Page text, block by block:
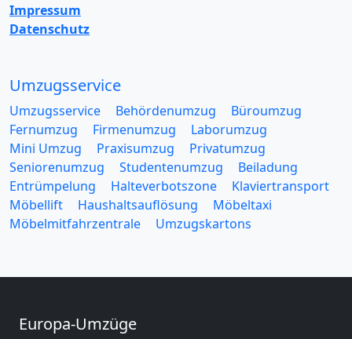
Impressum
Datenschutz
Umzugsservice
Umzugsservice Behördenumzug
Büroumzug
Fernumzug
Firmenumzug
Laborumzug
Mini Umzug
Praxisumzug
Privatumzug
Seniorenumzug
Studentenumzug
Beiladung
Entrümpelung
Halteverbotszone
Klaviertransport
Möbellift
Haushaltsauflösung
Möbeltaxi
Möbelmitfahrzentrale
Umzugskartons
Europa-Umzüge